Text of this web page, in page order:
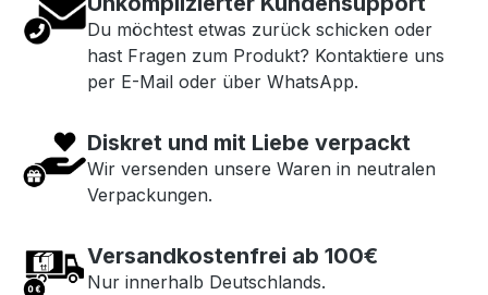
Du möchtest etwas zurück schicken oder
hast Fragen zum Produkt? Kontaktiere uns
per E-Mail oder über WhatsApp.
Diskret und mit Liebe verpackt
Wir versenden unsere Waren in neutralen
Verpackungen.
Versandkostenfrei ab 100€
Nur innerhalb Deutschlands.